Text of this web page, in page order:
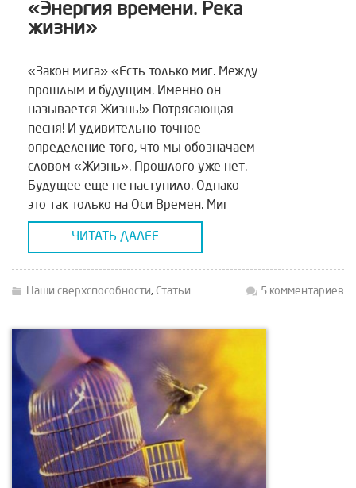
«Энергия времени. Река
жизни»
«Закон мига» «Есть только миг. Между
прошлым и будущим. Именно он
называется Жизнь!» Потрясающая
песня! И удивительно точное
определение того, что мы обозначаем
словом «Жизнь». Прошлого уже нет.
Будущее еще не наступило. Однако
это так только на Оси Времен. Миг
спрессован из всего нашего прошлого,
— воспоминаний, — как светлых, так и
ЧИТАТЬ ДАЛЕЕ
Наши сверхспособности, Статьи 5 комментариев